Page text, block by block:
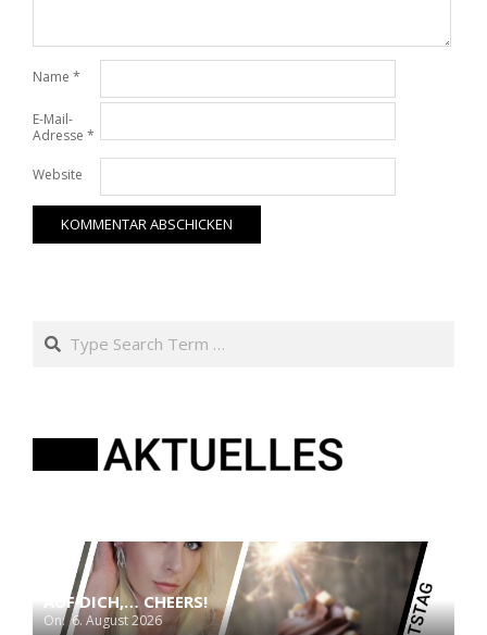
Name *
E-Mail-
Adresse *
Website
Search
AUF DICH,… CHEERS!
On: 6. August 2026